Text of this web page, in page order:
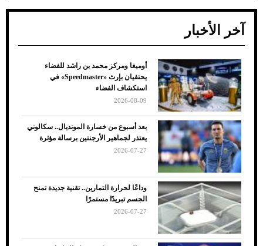
ضعف تبريد مكيف السيارة عند الوقوف.. أشهر
الأسباب والحلول
آخر الأخبار
أوميغا ومركز محمد بن راشد للفضاء
يحتفيان بإرث «Speedmaster» في
استكشاف الفضاء
2026-08-09
بعد أسبوع من خسارة المونديال.. سكالوني
يعتذر لجماهير الأرجنتين برسالة مؤثرة
2026-07-27
وداعًا لحرارة التمارين.. تقنية جديدة تمنح
الجسم تبريدًا مستمرًا
2026-07-27